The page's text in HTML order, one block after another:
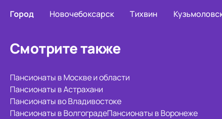
Город Новочебоксарск Тихвин
Смотрите также
Пансионаты в Москве и области
Пансионаты в Астрахани
Пансионаты во Владивостоке
Пансионаты в ВолгоградеПансионаты в Воронеже